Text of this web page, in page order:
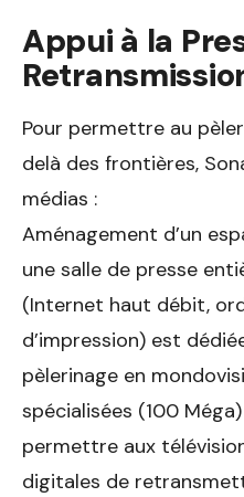
Appui à la
Pour permettre au
delà des frontières,
médias :
Aménagement d’un
une salle de presse
(Internet haut débit,
d’impression) est
pèlerinage en
spécialisées (100
permettre aux
digitales de